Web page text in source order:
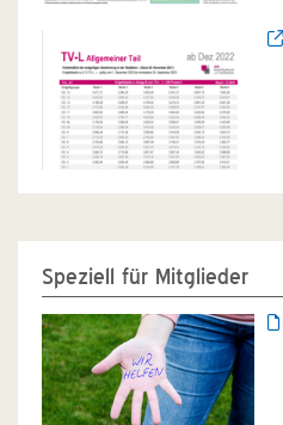
Speziell für Mitglieder